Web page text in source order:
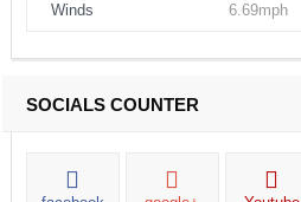
Winds
6.69mph
SOCIALS COUNTER